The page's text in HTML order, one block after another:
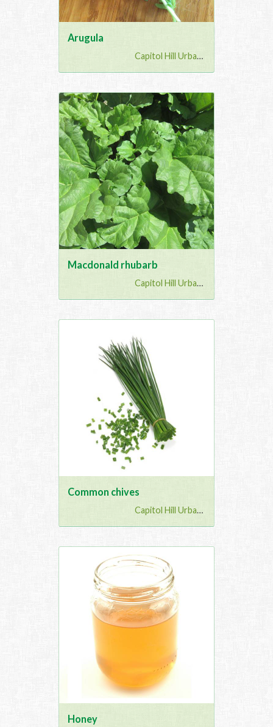
Arugula
Capitol Hill Urban G...
Macdonald rhubarb
Capitol Hill Urban G...
Common chives
Capitol Hill Urban G...
Honey